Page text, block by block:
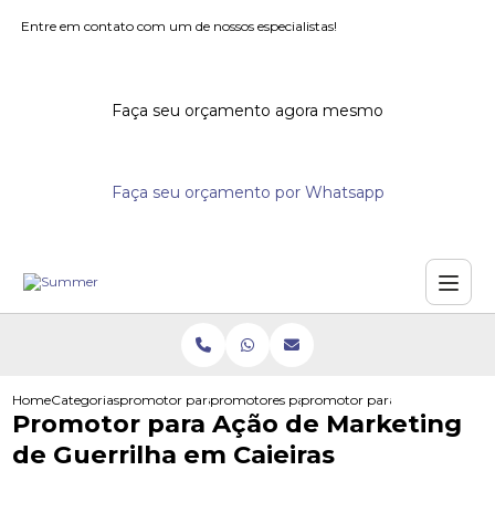
Entre em contato com um de nossos especialistas!
Faça seu orçamento agora mesmo
Faça seu orçamento por Whatsapp
HomeCategoriaspromotor para eventospromotores para festivaispromotor para acao de
Promotor para Ação de Marketing
de Guerrilha em Caieiras